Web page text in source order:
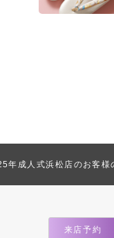
年成人式浜松店のお客様
来店予約